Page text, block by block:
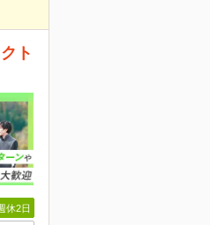
ト
休2日